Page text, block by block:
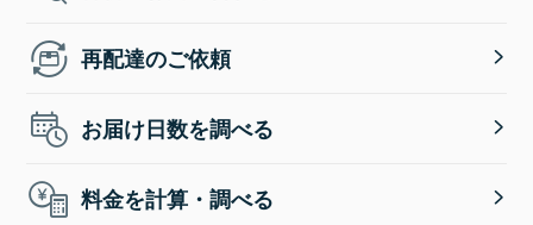
再配達のご依頼
お届け日数を調べる
料金を計算・調べる